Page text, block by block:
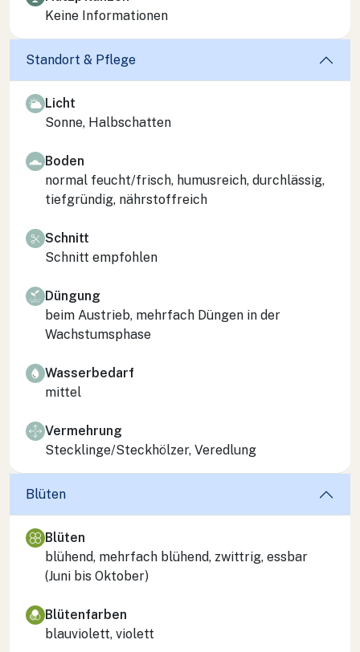
Keine Informationen
Standort & Pflege
Licht
Sonne, Halbschatten
Boden
normal feucht/frisch, humusreich, durchlässig,
tiefgründig, nährstoffreich
Schnitt
Schnitt empfohlen
Düngung
beim Austrieb, mehrfach Düngen in der
Wachstumsphase
Wasserbedarf
mittel
Vermehrung
Stecklinge/Steckhölzer, Veredlung
Blüten
Blüten
blühend, mehrfach blühend, zwittrig, essbar
(Juni bis Oktober)
Blütenfarben
blauviolett, violett